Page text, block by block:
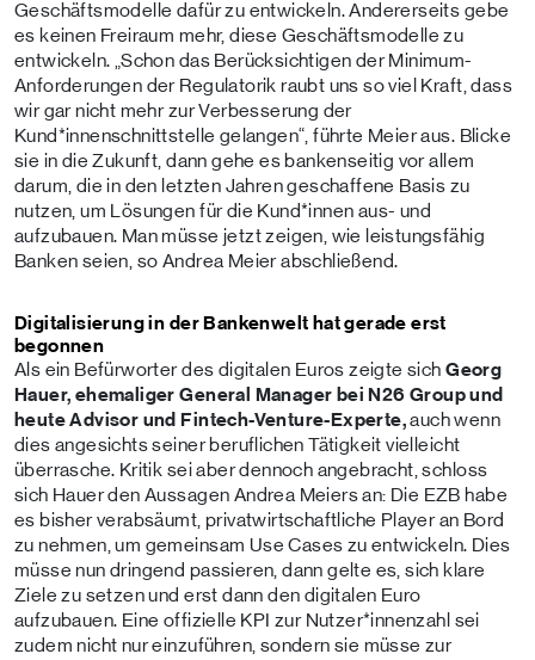
Geschäftsmodelle dafür zu entwickeln. Andererseits gebe
es keinen Freiraum mehr, diese Geschäftsmodelle zu
entwickeln. „Schon das Berücksichtigen der Minimum-
Anforderungen der Regulatorik raubt uns so viel Kraft, dass
wir gar nicht mehr zur Verbesserung der
Kund*innenschnittstelle gelangen“, führte Meier aus. Blicke
sie in die Zukunft, dann gehe es bankenseitig vor allem
darum, die in den letzten Jahren geschaffene Basis zu
nutzen, um Lösungen für die Kund*innen aus- und
aufzubauen. Man müsse jetzt zeigen, wie leistungsfähig
Banken seien, so Andrea Meier abschließend.
Digitalisierung in der Bankenwelt hat gerade erst
begonnen
Als ein Befürworter des digitalen Euros zeigte sich Georg
Hauer, ehemaliger General Manager bei N26 Group und
heute Advisor und Fintech-Venture-Experte,auch wenn
dies angesichts seiner beruflichen Tätigkeit vielleicht
überrasche. Kritik sei aber dennoch angebracht, schloss
sich Hauer den Aussagen Andrea Meiers an: Die EZB habe
es bisher verabsäumt, privatwirtschaftliche Player an Bord
zu nehmen, um gemeinsam Use Cases zu entwickeln. Dies
müsse nun dringend passieren, dann gelte es, sich klare
Ziele zu setzen und erst dann den digitalen Euro
aufzubauen. Eine offizielle KPI zur Nutzer*innenzahl sei
zudem nicht nur einzuführen, sondern sie müsse zur